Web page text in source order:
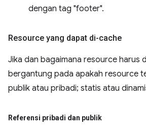
dengan tag "footer".
Resource yang dapat di-cache
Jika dan bagaimana resource harus
bergantung pada apakah resource
publik atau pribadi; statis atau
Referensi pribadi dan publik